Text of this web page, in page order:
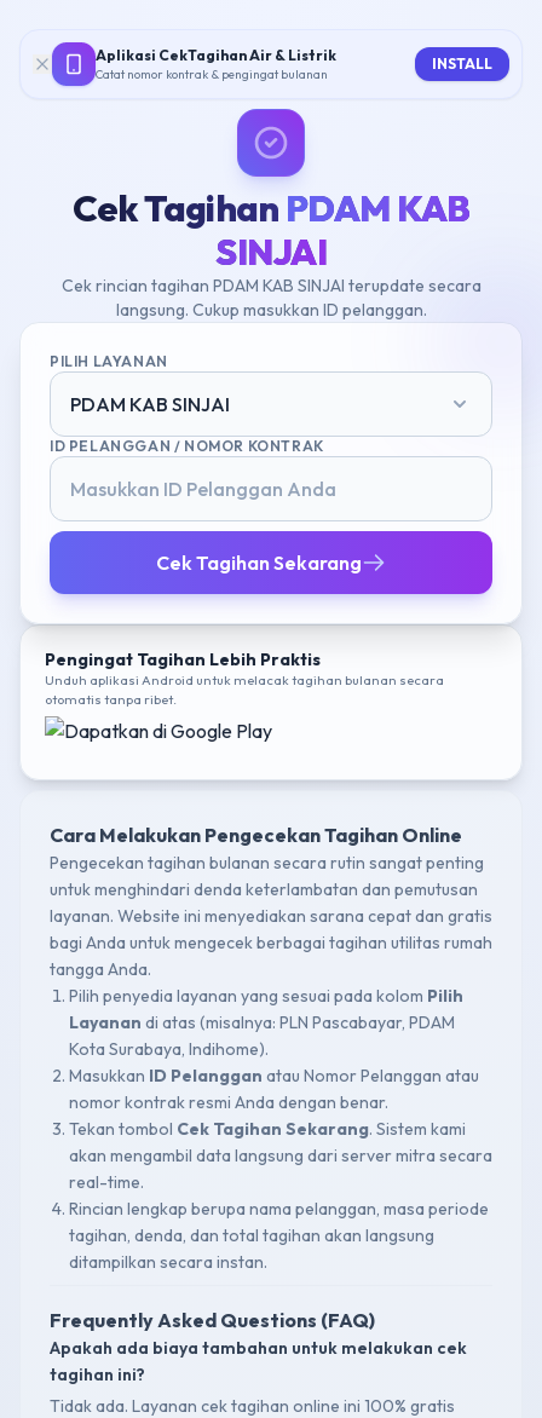
Aplikasi CekTagihan Air & Listrik
Catat nomor kontrak & pengingat bulanan
INSTALL
Cek Tagihan PDAM KAB
SINJAI
Cek rincian tagihan PDAM KAB SINJAI terupdate secara
langsung. Cukup masukkan ID pelanggan.
PILIH LAYANAN
PDAM KAB SINJAI
ID PELANGGAN / NOMOR KONTRAK
Cek Tagihan Sekarang
Pengingat Tagihan Lebih Praktis
Unduh aplikasi Android untuk melacak tagihan bulanan secara
otomatis tanpa ribet.
Cara Melakukan Pengecekan Tagihan Online
Pengecekan tagihan bulanan secara rutin sangat penting
untuk menghindari denda keterlambatan dan pemutusan
layanan. Website ini menyediakan sarana cepat dan gratis
bagi Anda untuk mengecek berbagai tagihan utilitas rumah
tangga Anda.
Pilih penyedia layanan yang sesuai pada kolom Pilih
Layanan di atas (misalnya: PLN Pascabayar, PDAM
Kota Surabaya, Indihome).
Masukkan ID Pelanggan atau Nomor Pelanggan atau
nomor kontrak resmi Anda dengan benar.
Tekan tombol Cek Tagihan Sekarang. Sistem kami
akan mengambil data langsung dari server mitra secara
real-time.
Rincian lengkap berupa nama pelanggan, masa periode
tagihan, denda, dan total tagihan akan langsung
ditampilkan secara instan.
Frequently Asked Questions (FAQ)
Apakah ada biaya tambahan untuk melakukan cek
tagihan ini?
Tidak ada. Layanan cek tagihan online ini 100% gratis